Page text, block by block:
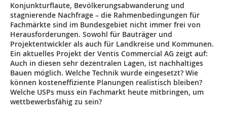
Konjunkturflaute, Bevölkerungsabwanderung und
stagnierende Nachfrage – die Rahmenbedingungen für
Fachmärkte sind im Bundesgebiet nicht immer frei von
Herausforderungen. Sowohl für Bauträger und
Projektentwickler als auch für Landkreise und Kommunen.
Ein aktuelles Projekt der Ventis Commercial AG zeigt auf:
Auch in diesen sehr dezentralen Lagen, ist nachhaltiges
Bauen möglich. Welche Technik wurde eingesetzt? Wie
können kosteneffiziente Planungen realistisch bleiben?
Welche USPs muss ein Fachmarkt heute mitbringen, um
wettbewerbsfähig zu sein?